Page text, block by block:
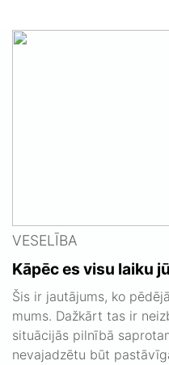
VESELĪBA
Kāpēc es visu laiku
Šis ir jautājums, ko
mums. Dažkārt tas ir
situācijās pilnībā
nevajadzētu būt